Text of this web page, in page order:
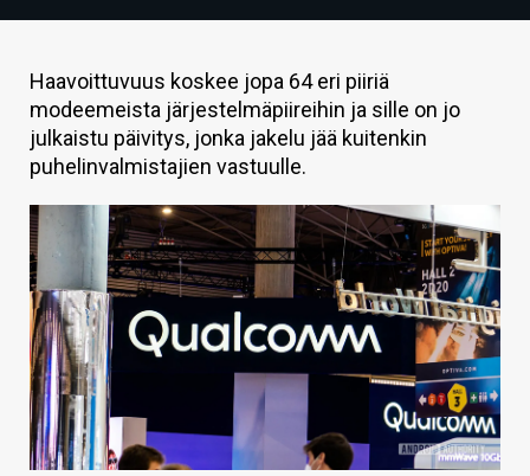
TECHBBS
TIETOA
HINTA.FI
KAUPPA
VAIHDA TEEMA
HAKU
Haavoittuvuus koskee jopa 64 eri piiriä
modeemeista järjestelmäpiireihin ja sille on jo
julkaistu päivitys, jonka jakelu jää kuitenkin
puhelinvalmistajien vastuulle.